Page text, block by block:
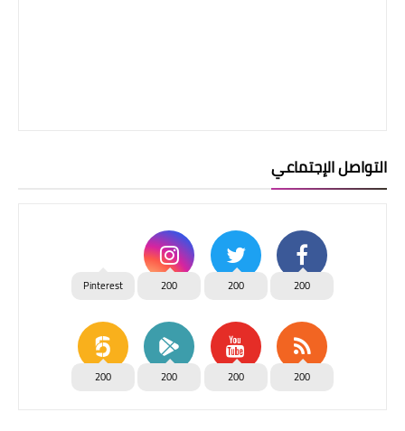
التواصل الإجتماعي
200
200
200
Pinterest
200
200
200
200